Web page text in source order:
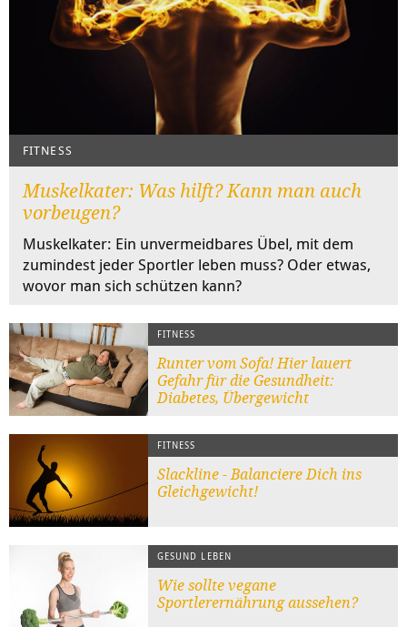
FITNESS
Muskelkater: Was hilft? Kann man auch
vorbeugen?
Muskelkater: Ein unvermeidbares Übel, mit dem
zumindest jeder Sportler leben muss? Oder etwas,
wovor man sich schützen kann?
FITNESS
Runter vom Sofa! Hier lauert
Gefahr für die Gesundheit:
Diabetes, Übergewicht
FITNESS
Slackline - Balanciere Dich ins
Gleichgewicht!
GESUND LEBEN
Wie sollte vegane
Sportlerernährung aussehen?